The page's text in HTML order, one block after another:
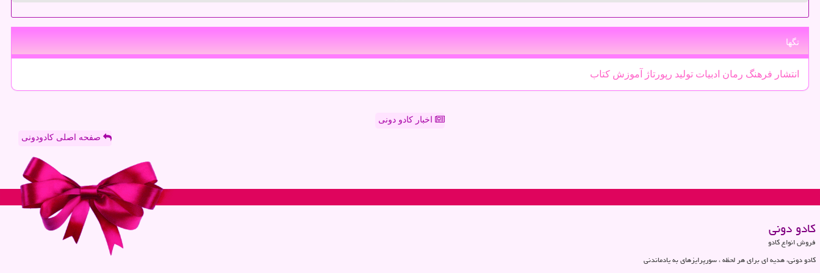
تگها
انتشار فرهنگ رمان ادبیات تولید رپورتاژ آموزش كتاب
اخبار کادو دونی
صفحه اصلی کادودونی
كادو دونی
فروش انواع کادو
کادو دونی، هدیه ای برای هر لحظه ، سورپرایزهای به یادماندنی